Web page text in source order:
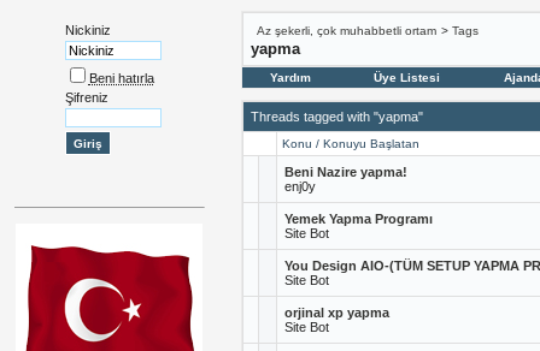
Nickiniz
Beni hatırla
Şifreniz
Az şekerli, çok muhabbetli ortam > Tags
yapma
Yardım Üye Listesi
Threads tagged with "yapma"
Konu / Konuyu Başlatan
Beni Nazire yapma!
enj0y
Yemek Yapma Programı
Site Bot
You Design AIO-(TÜM SETUP YAPMA
Site Bot
orjinal xp yapma
Site Bot